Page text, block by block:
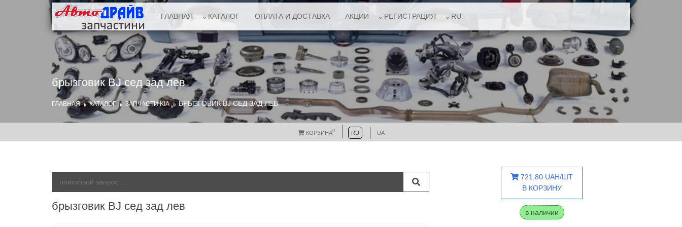
ГЛАВНАЯ КАТАЛОГ ОПЛАТА И ДОСТАВКА АКЦИИ РЕГИСТРАЦИЯ RU
брызговик BJ сед зад лев
ГЛАВНАЯ КАТАЛОГ ЗАПЧАСТИ KIA БРЫЗГОВИК BJ СЕД ЗАД ЛЕВ
КОРЗИНА0 RU UA
брызговик BJ сед зад лев
721,80 UAH/ШТ
В КОРЗИНУ
в наличии